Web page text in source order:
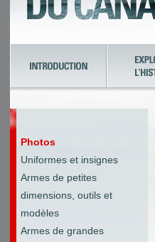
Photos
Uniformes et insignes
Armes de petites
dimensions, outils et
modèles
Armes de grandes